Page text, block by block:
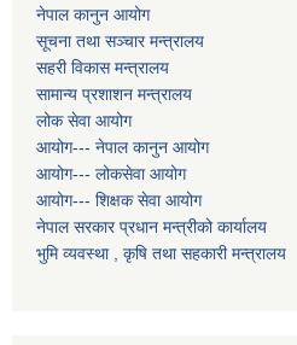
नेपाल कानुन आयोग
सूचना तथा सञ्चार मन्त्रालय
सहरी विकास मन्त्रालय
सामान्य प्रशाशन मन्त्रालय
लोक सेवा आयोग
आयोग--- नेपाल कानुन आयोग
आयोग--- लोकसेवा आयोग
आयोग--- शिक्षक सेवा आयोग
नेपाल सरकार प्रधान मन्त्रीको कार्यालय
भुमि व्यवस्था , कृषि तथा सहकारी मन्त्रालय